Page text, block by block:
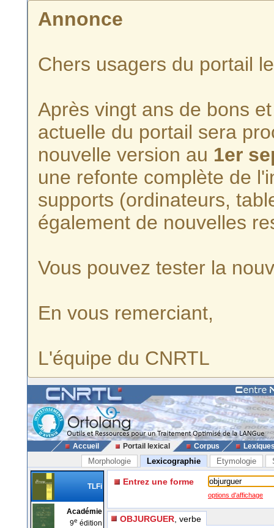
Annonce
Chers usagers du portail
Après vingt ans de bons
actuelle du portail sera
nouvelle version au 1er
une refonte complète de
supports (ordinateurs,
également de nouvelles
Vous pouvez tester la
En vous remerciant,
L'équipe du CNRTL
Accueil Portail lexical Corpus
Morphologie Lexicographie Etymologie
TLFi
Académie
9e édition
Entrez une forme
options d'affichage
OBJURGUER , verbe